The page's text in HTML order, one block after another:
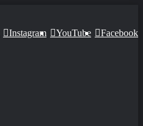
Facebook
YouTube
Instagram